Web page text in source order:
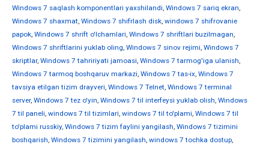
Windows 7 saqlash komponentlari yaxshilandi, Windows 7 sariq ekran,
Windows 7 shaxmat, Windows 7 shifrlash disk, windows 7 shifrovanie
papok, Windows 7 shrift o'lchamlari, Windows 7 shriftlari buzilmagan,
Windows 7 shriftlarini yuklab oling, Windows 7 sinov rejimi, Windows 7
skriptlar, Windows 7 tahririyati jamoasi, Windows 7 tarmog'iga ulanish,
Windows 7 tarmoq boshqaruv markazi, Windows 7 tas-ix, Windows 7
tavsiya etilgan tizim drayveri, Windows 7 Telnet, Windows 7 terminal
server, Windows 7 tez o'yin, Windows 7 til interfeysi yuklab olish, Windows
7 til paneli, windows 7 til tizimlari, windows 7 til to'plami, Windows 7 til
to'plami russkiy, Windows 7 tizim faylini yangilash, Windows 7 tizimini
boshqarish, Windows 7 tizimini yangilash, windows 7 tochka dostup,